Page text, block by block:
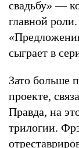
свадьбу» —
главной
сыграет в
Зато больше
проекте,
Правда, на
трилогии.